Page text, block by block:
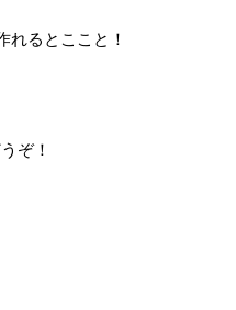
れるとここと！
ぞ！